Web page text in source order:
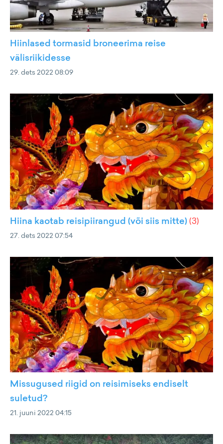
Hiinlased tormasid broneerima reise
välisriikidesse
29. dets 2022 08:09
Hiina kaotab reisipiirangud (või siis mitte)(3)
27. dets 2022 07:54
Missugused riigid on reisimiseks endiselt
suletud?
21. juuni 2022 04:15